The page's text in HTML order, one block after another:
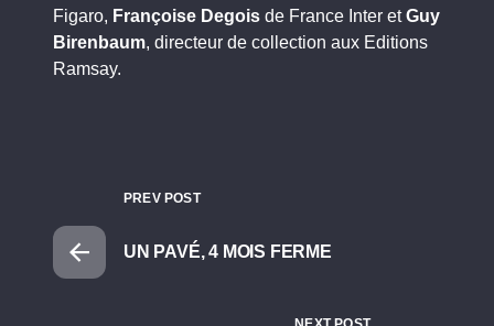
Figaro, Françoise Degois de France Inter etGuy
Birenbaum, directeur de collection aux Editions
Ramsay.
PREV POST
UN PAVÉ, 4 MOIS FERME